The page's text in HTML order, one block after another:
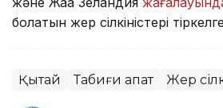
болатын жер сілкіністері
Қытай Табиғи апат Жер